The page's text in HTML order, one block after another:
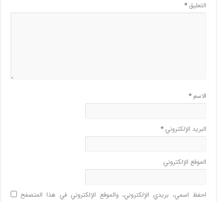
التعليق*
الاسم*
البريد الإلكتروني*
الموقع الإلكتروني
احفظ اسمي، بريدي الإلكتروني، والموقع الإلكتروني في هذا المتصفح